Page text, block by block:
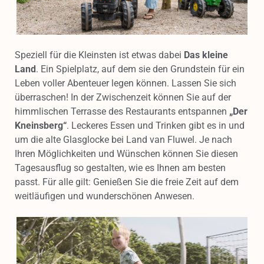
Speziell für die Kleinsten ist etwas dabei Das kleine
Land. Ein Spielplatz, auf dem sie den Grundstein für ein
Leben voller Abenteuer legen können. Lassen Sie sich
überraschen! In der Zwischenzeit können Sie auf der
himmlischen Terrasse des Restaurants entspannen „Der
Kneinsberg“. Leckeres Essen und Trinken gibt es in und
um die alte Glasglocke bei Land van Fluwel. Je nach
Ihren Möglichkeiten und Wünschen können Sie diesen
Tagesausflug so gestalten, wie es Ihnen am besten
passt. Für alle gilt: Genießen Sie die freie Zeit auf dem
weitläufigen und wunderschönen Anwesen.